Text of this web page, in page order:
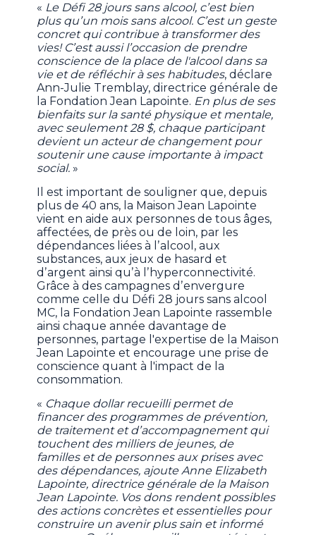
« Le Défi 28 jours sans alcool, cʼest bien
plus quʼun mois sans alcool. Cʼest un geste
concret qui contribue à transformer des
vies! Cʼest aussi lʼoccasion de prendre
conscience de la place de l'alcool dans sa
vie et de réfléchir à ses habitudes, déclare
Ann-Julie Tremblay, directrice générale de
la Fondation Jean Lapointe. En plus de ses
bienfaits sur la santé physique et mentale,
avec seulement 28 $, chaque participant
devient un acteur de changement pour
soutenir une cause importante à impact
social. »
Il est important de souligner que, depuis
plus de 40 ans, la Maison Jean Lapointe
vient en aide aux personnes de tous âges,
affectées, de près ou de loin, par les
dépendances liées à lʼalcool, aux
substances, aux jeux de hasard et
dʼargent ainsi quʼà lʼhyperconnectivité.
Grâce à des campagnes dʼenvergure
comme celle du Défi 28 jours sans alcool
MC, la Fondation Jean Lapointe rassemble
ainsi chaque année davantage de
personnes, partage l'expertise de la Maison
Jean Lapointe et encourage une prise de
conscience quant à l'impact de la
consommation.
« Chaque dollar recueilli permet de
financer des programmes de prévention,
de traitement et dʼaccompagnement qui
touchent des milliers de jeunes, de
familles et de personnes aux prises avec
des dépendances, ajoute Anne Elizabeth
Lapointe, directrice générale de la Maison
Jean Lapointe. Vos dons rendent possibles
des actions concrètes et essentielles pour
construire un avenir plus sain et informé